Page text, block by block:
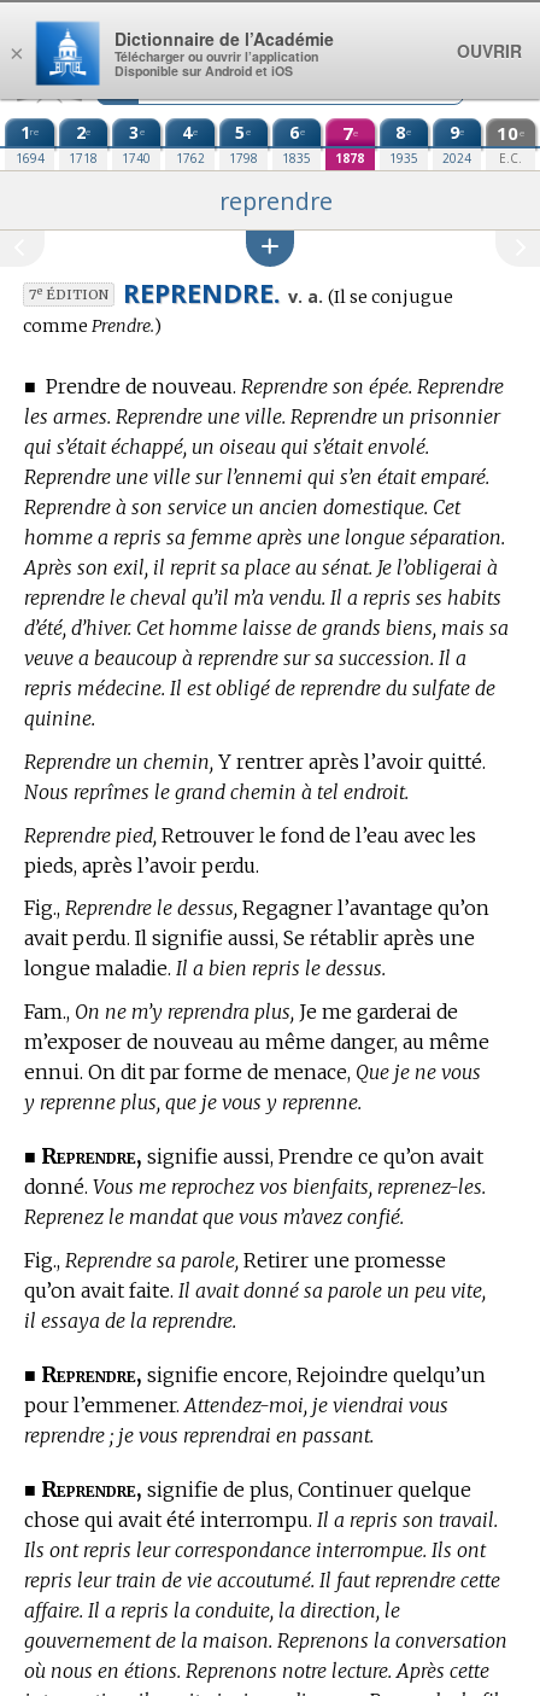
Aller au contenu
1re
1694
2e
1718
3e
1740
4e
1762
5e
1798
6e
1835
7e
1878
8e
1935
9e
2024
10e
E.C.
reprendre
7eÉDITION REPRENDRE. v. a. Conjugaison
(Il se conjugue
comme Prendre.)
■ Prendre de nouveau. Reprendre son épée. Reprendre
les armes. Reprendre une ville. Reprendre un prisonnier
qui s’était échappé, un oiseau qui s’était envolé.
Reprendre une ville sur l’ennemi qui s’en était emparé.
Reprendre à son service un ancien domestique. Cet
homme a repris sa femme après une longue séparation.
Après son exil, il reprit sa place au sénat. Je l’obligerai à
reprendre le cheval qu’il m’a vendu. Il a repris ses habits
d’été, d’hiver. Cet homme laisse de grands biens, mais sa
veuve a beaucoup à reprendre sur sa succession. Il a
repris médecine. Il est obligé de reprendre du sulfate de
quinine.
Reprendre un chemin, Y rentrer après l’avoir quitté.
Nous reprîmes le grand chemin à tel endroit.
Reprendre pied, Retrouver le fond de l’eau avec les
pieds, après l’avoir perdu.
Fig., Reprendre le dessus, Regagner l’avantage qu’on
avait perdu. Il signifie aussi, Se rétablir après une
longue maladie. Il a bien repris le dessus.
Fam., On ne m’y reprendra plus, Je me garderai de
m’exposer de nouveau au même danger, au même
ennui. On dit par forme de menace, Que je ne vous
y reprenne plus, que je vous y reprenne.
■ Reprendre, signifie aussi, Prendre ce qu’on avait
donné. Vous me reprochez vos bienfaits, reprenez-les.
Reprenez le mandat que vous m’avez confié.
Fig., Reprendre sa parole, Retirer une promesse
qu’on avait faite. Il avait donné sa parole un peu vite,
il essaya de la reprendre.
■ Reprendre, signifie encore, Rejoindre quelqu’un
pour l’emmener. Attendez-moi, je viendrai vous
reprendre ; je vous reprendrai en passant.
■ Reprendre, signifie de plus, Continuer quelque
chose qui avait été interrompu. Il a repris son travail.
Ils ont repris leur correspondance interrompue. Ils ont
repris leur train de vie accoutumé. Il faut reprendre cette
affaire. Il a repris la conduite, la direction, le
gouvernement de la maison. Reprenons la conversation
où nous en étions. Reprenons notre lecture. Après cette
×
Dictionnaire de l’Académie
Télécharger ou ouvrir l’application
Disponible sur Android et iOS
OUVRIR